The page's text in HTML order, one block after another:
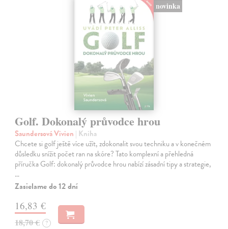
novinka
Golf. Dokonalý průvodce hrou
Saundersová Vivien | Kniha
Chcete si golf ještě více užít, zdokonalit svou techniku a v konečném
důsledku snížit počet ran na skóre? Tato komplexní a přehledná
příručka Golf: dokonalý průvodce hrou nabízí zásadní tipy a strategie,
…
Zasielame do 12 dní
16,83 €
18,70 € ?